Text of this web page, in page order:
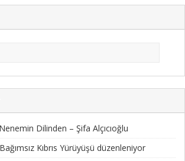
Dilinden – Şifa Alçıcıoğlu
Kıbrıs Yürüyüşü düzenleniyor